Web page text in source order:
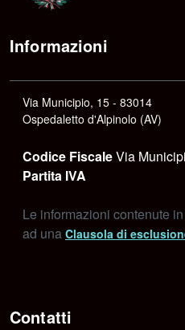
Informazioni
Via Municipio, 15 - 83014
Ospedaletto d'Alpinolo (AV)
Codice FiscaleVia
Partita IVA
Le informazioni contenute
ad una Clausola di
Contatti